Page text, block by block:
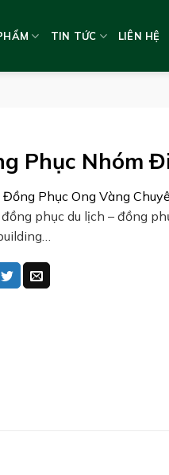
TIN TỨC LIÊN HỆ
Phục Nhóm
Đồng Phục Ong Vàng
đồng phục du lịch – đồng